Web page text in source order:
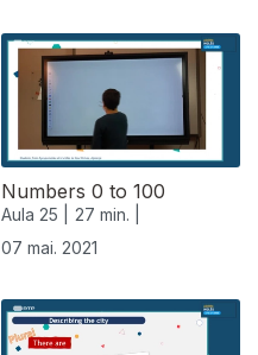
Numbers 0 to 100
Aula 25 |
27 min. |
07 mai. 2021